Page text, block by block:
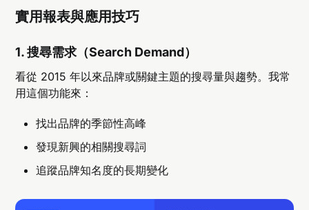
實用報表與應用技巧
1. 搜尋需求（Search Demand）
看從 2015 年以來品牌或關鍵主題的搜尋量與趨勢。我常
用這個功能來：
找出品牌的季節性高峰
發現新興的相關搜尋詞
追蹤品牌知名度的長期變化